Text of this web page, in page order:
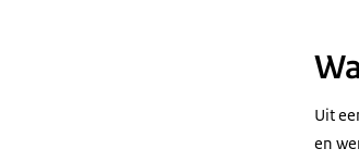
Uit
en